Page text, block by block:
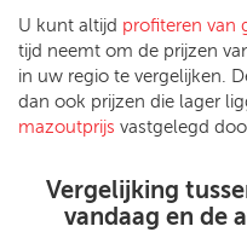
U kunt altijd profiteren van
tijd neemt om de prijzen
in uw regio te vergelijken.
dan ook prijzen die lager
mazoutprijs vastgelegd
Vergelijking
vandaag en de